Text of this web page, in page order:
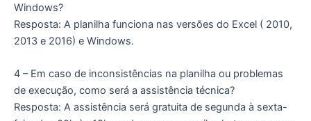
Windows?
Resposta: A planilha funciona nas versões do Excel ( 2010,
2013 e 2016) e Windows.
4 – Em caso de inconsistências na planilha ou problemas
de execução, como será a assistência técnica?
Resposta: A assistência será gratuita de segunda à sexta-